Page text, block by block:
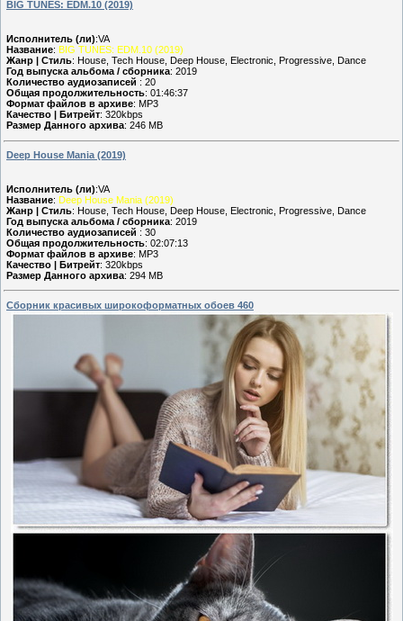
BIG TUNES: EDM.10 (2019)
Исполнитель (ли):VA
Название: BIG TUNES: EDM.10 (2019)
Жанр | Стиль: House, Tech House, Deep House, Electronic, Progressive, Dance
Год выпуска альбома / сборника: 2019
Количество аудиозаписей : 20
Общая продолжительность: 01:46:37
Формат файлов в архиве: MP3
Качество | Битрейт: 320kbps
Размер Данного архива: 246 MB
Deep House Mania (2019)
Исполнитель (ли):VA
Название: Deep House Mania (2019)
Жанр | Стиль: House, Tech House, Deep House, Electronic, Progressive, Dance
Год выпуска альбома / сборника: 2019
Количество аудиозаписей : 30
Общая продолжительность: 02:07:13
Формат файлов в архиве: MP3
Качество | Битрейт: 320kbps
Размер Данного архива: 294 MB
Сборник красивых широкоформатных обоев 460